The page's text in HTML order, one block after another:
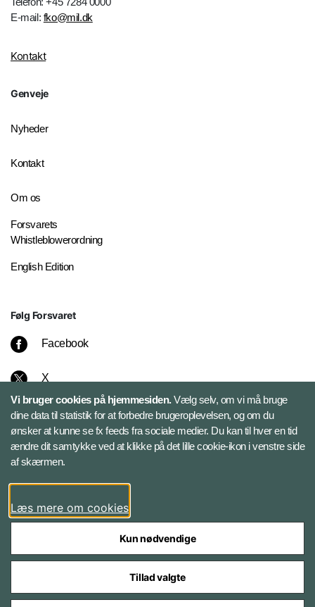
E-mail: fko@mil.dk
Kontakt
Genveje
Nyheder
Kontakt
Om os
Forsvarets
Whistleblowerordning
English Edition
Følg Forsvaret
Facebook
X
Instagram
Bluesky
LinkedIn
Styrelser og myndigheder under Forsvarsministeriet
Vi bruger cookies på hjemmesiden.Vælg selv, om vi må bruge
dine data til statistik for at forbedre brugeroplevelsen, og om du
ønsker at kunne se fx feeds fra sociale medier. Du kan til hver en tid
ændre dit samtykke ved at klikke på det lille cookie-ikon i venstre side
af skærmen.
Læs mere om cookies
Kun nødvendige
Tillad valgte